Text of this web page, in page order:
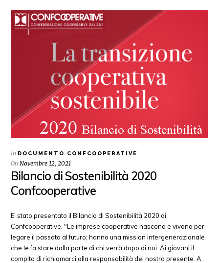
In DOCUMENTO CONFCOOPERATIVE
On Novembre 12, 2021
Bilancio di Sostenibilità 2020
Confcooperative
E' stato presentato il Bilancio di Sostenibilità 2020 di
Confcooperative. "Le imprese cooperative nascono e vivono per
legare il passato al futuro; hanno una mission intergenerazionale
che le fa stare dalla parte di chi verrà dopo di noi. Ai giovani il
compito di richiamarci alla responsabilità del nostro presente. A